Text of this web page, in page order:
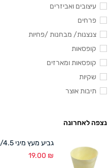
עיצובים ואביזרים
פרחים
צנצנות/ מבחנות /פחיות
קופסאות
קופסאות ומארזים
שקיות
תיבות אוצר
נצפה לאחרונה
גביע מעץ מיני 6/4.5 ס"מ (50 יח')
19.00 ₪